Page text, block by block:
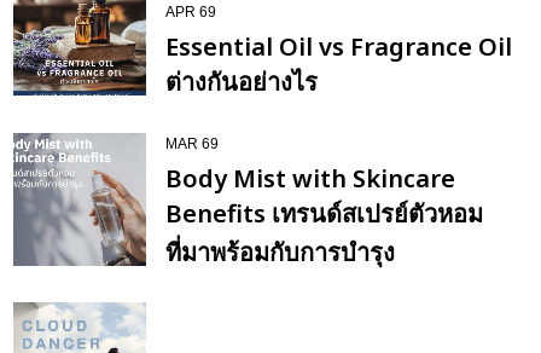
APR 69
Essential Oil vs Fragrance Oil
ต่างกันอย่างไร
MAR 69
Body Mist with Skincare
Benefits เทรนด์สเปรย์ตัวหอม
ที่มาพร้อมกับการบำรุง